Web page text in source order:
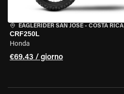
EAGLERIDER SAN JOSE - COSTA RICA
CRF250L
Honda
€69.43 / giorno